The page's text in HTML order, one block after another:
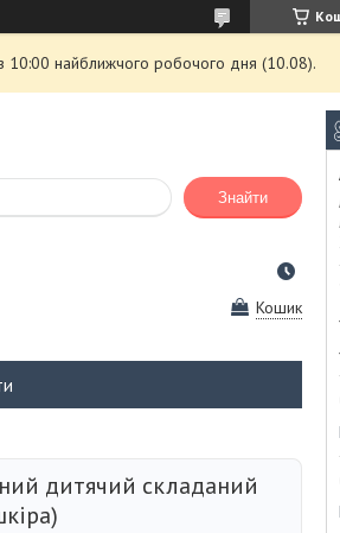
10:00 найближчого робочого дня (10.08).
Знайти
Кошик
дитячий складаний